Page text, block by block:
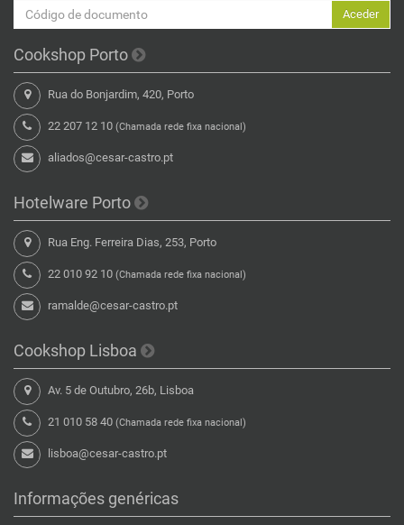
Aceder
Cookshop Porto
Rua do Bonjardim, 420, Porto
22 207 12 10 (Chamada rede fixa nacional)
aliados@cesar-castro.pt
Hotelware Porto
Rua Eng. Ferreira Dias, 253, Porto
22 010 92 10 (Chamada rede fixa nacional)
ramalde@cesar-castro.pt
Cookshop Lisboa
Av. 5 de Outubro, 26b, Lisboa
21 010 58 40 (Chamada rede fixa nacional)
lisboa@cesar-castro.pt
Informações genéricas